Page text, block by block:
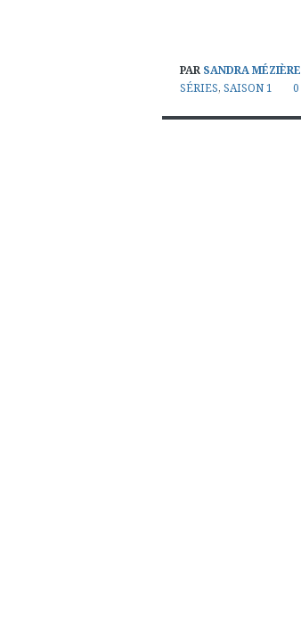
PAR SANDRA MÉZIÈRE
SÉRIES, SAISON 1 0